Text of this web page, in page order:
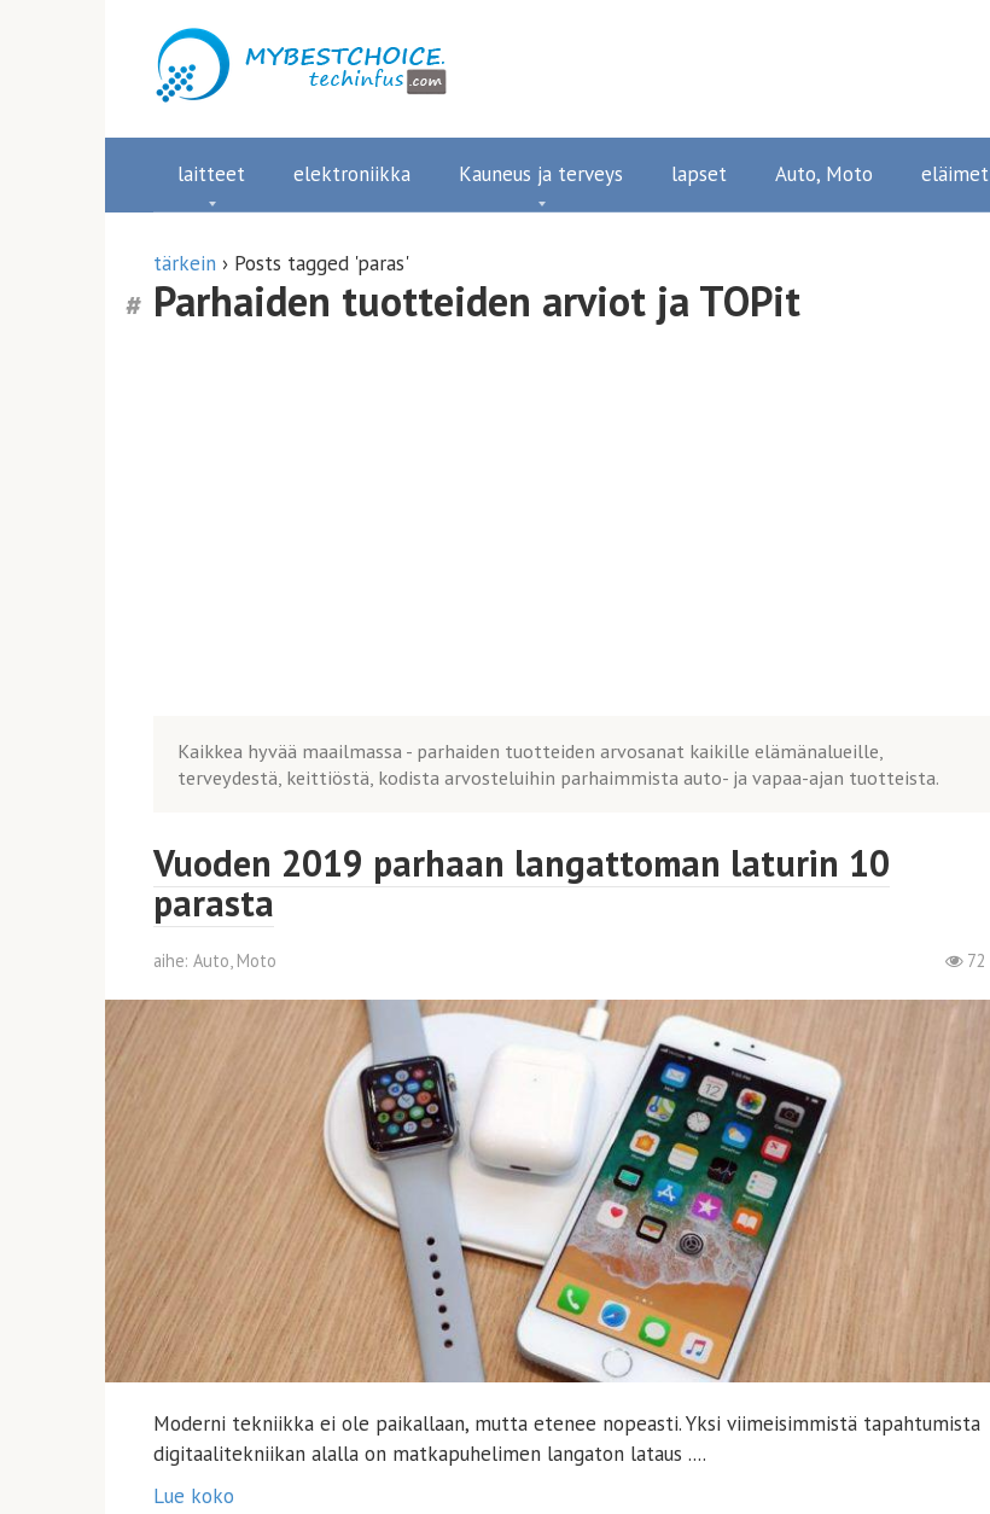
laitteet elektroniikka Kauneus ja terveys lapset Auto, Moto eläimet
tärkein › Posts tagged 'paras'
Parhaiden tuotteiden arviot ja TOPit
Kaikkea hyvää maailmassa - parhaiden tuotteiden arvosanat kaikille elämänalueille,
terveydestä, keittiöstä, kodista arvosteluihin parhaimmista auto- ja vapaa-ajan tuotteista.
Vuoden 2019 parhaan langattoman laturin 10
parasta
aihe: Auto, Moto 72
Moderni tekniikka ei ole paikallaan, mutta etenee nopeasti. Yksi viimeisimmistä tapahtumista
digitaalitekniikan alalla on matkapuhelimen langaton lataus ....
Lue koko